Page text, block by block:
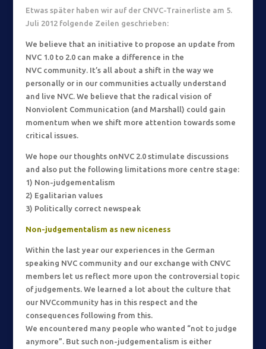
Etwas später haben wir auf der CNVC-Trainerliste am 5.
Juli 2012 folgende Zeilen geschrieben:
We believe that an initiative to propose an update from
NVC 1.0 to 2.0 can make a difference in the
NVC community. It’s all about a shift in the way we
personally or in our communities actually understand
and live NVC. We believe that the radical vision of
Nonviolent Communication (and Marshall) could gain
momentum when we shift more attention towards some
critical issues.
We hope our thoughts onNVC 2.0 stimulate discussions
and also put the following limitations more centre stage:
1) Non-judgementalism
2) Egalitarian values
3) Politically correct newspeak
Non-judgementalism as new niceness
Within the last year our experiences in the German
speaking NVC community and our exchange with CNVC
members let us reflect more upon the controversial topic
of judgements. We learned a lot about the culture that
our NVCcommunity has in this respect and the
consequences following from this.
We encountered many people who wanted “not to judge
anymore”. But such non-judgementalism is either